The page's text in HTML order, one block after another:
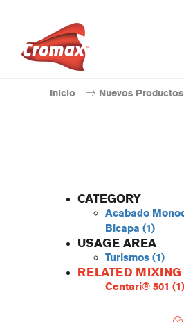
Inicio Nuevos Productos
CATEGORY
Acabado
Bicapa (1)
USAGE AREA
Turismos (1)
RELATED
Centari® 501 (1)